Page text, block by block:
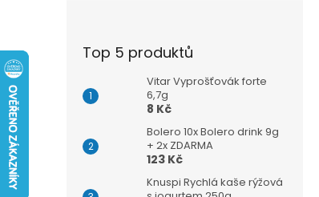
Top 5 produktů
Vitar Vyprošťovák forte
6,7g
8 Kč
Bolero 10x Bolero drink 9g
+ 2x ZDARMA
123 Kč
Knuspi Rychlá kaše rýžová